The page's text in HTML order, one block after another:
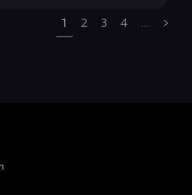
1 2 3 4 … »